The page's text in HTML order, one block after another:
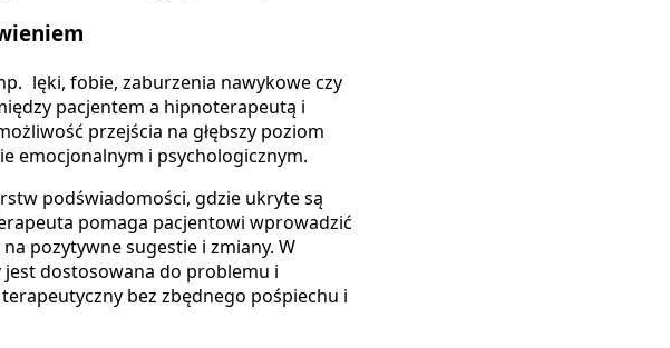
lęki, fobie, zaburzenia nawykowe czy
pacjentem a hipnoterapeutą i
przejścia na głębszy poziom
emocjonalnym i psychologicznym.
podświadomości, gdzie ukryte są
pomaga pacjentowi wprowadzić
pozytywne sugestie i zmiany. W
jest dostosowana do problemu i
bez zbędnego pośpiechu i